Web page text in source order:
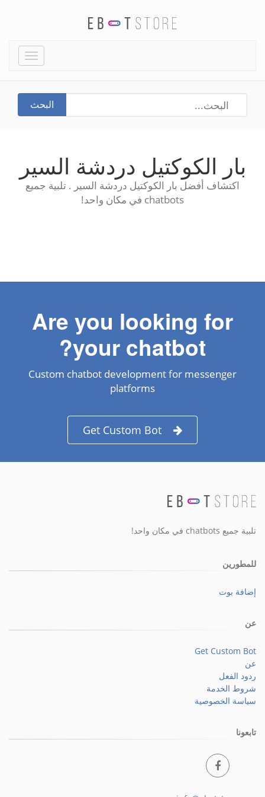
Toggle
البحث
بار الكوكتيل دردشة السير
اكتشاف أفضل بار الكوكتيل دردشة السير . تلبية جميع
chatbots في مكان واحد!
Are you looking for
your chatbot?
Custom chatbot development for messenger
platforms
Get Custom Bot
تلبية جميع chatbots في مكان واحد!
للمطورين
إضافة بوت
عن
Get Custom Bot
عن
ردود الفعل
شروط الخدمة
سياسة الخصوصية
تابعونا